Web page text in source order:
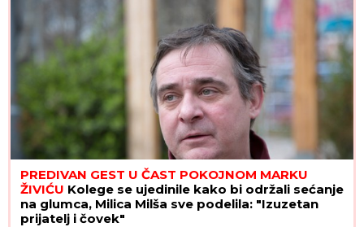
PREDIVAN GEST U ČAST POKOJNOM MARKU
ŽIVIĆU Kolege se ujedinile kako bi održali sećanje
na glumca, Milica Milša sve podelila: "Izuzetan
prijatelj i čovek"